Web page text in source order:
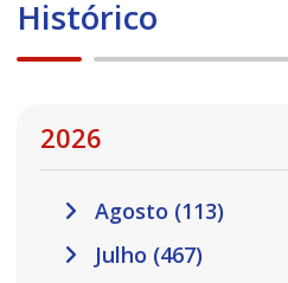
Histórico
2026
Agosto (113)
Julho (467)